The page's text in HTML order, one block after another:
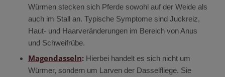
Würmen stecken sich Pferde sowohl auf der Weide als
auch im Stall an. Typische Symptome sind Juckreiz,
Haut- und Haarveränderungen im Bereich von Anus
und Schweifrübe.
Magendasseln: Hierbei handelt es sich nicht um
Würmer, sondern um Larven der Dasselfliege. Sie